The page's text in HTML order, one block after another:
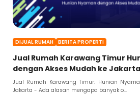
DIJUAL RUMAH BERITA PROPERTI
Jual Rumah Karawang Timur
dengan Akses Mudah ke Jakarta
Jual Rumah Karawang Timur: Hunian
Jakarta - Ada alasan mengapa banyak o...